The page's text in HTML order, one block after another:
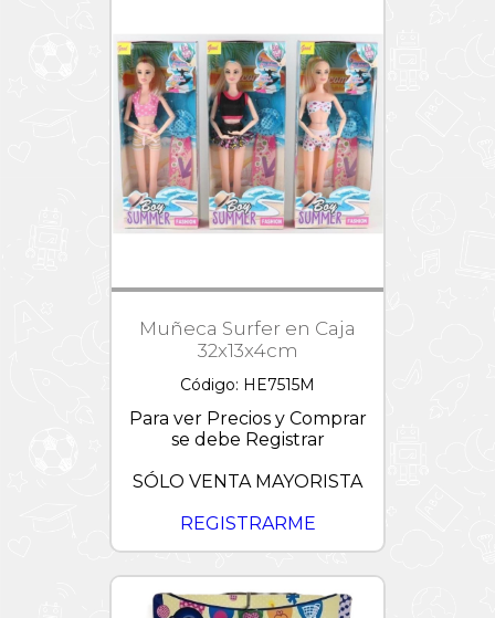
Muñeca Surfer en Caja
32x13x4cm
Código: HE7515M
Para ver Precios y Comprar
se debe Registrar
SÓLO VENTA MAYORISTA
REGISTRARME